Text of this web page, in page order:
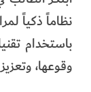
الفرجان
تكنولوجيا
نظاماً ذكياً
باستخدام
وقوعها،